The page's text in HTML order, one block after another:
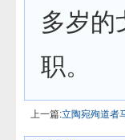
多岁的
职。
上一篇:立陶宛殉道者